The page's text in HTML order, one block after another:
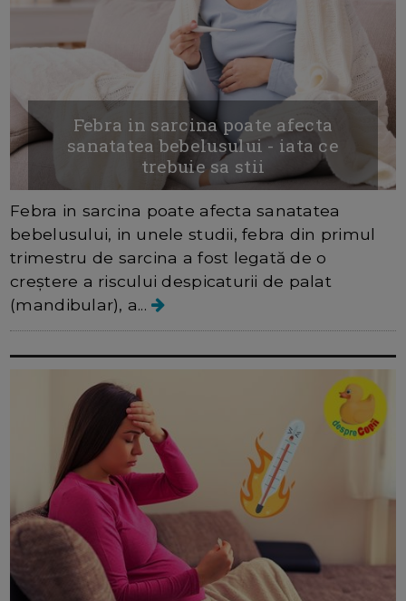
Febra in sarcina poate afecta
sanatatea bebelusului - iata ce
trebuie sa stii
Febra in sarcina poate afecta sanatatea
bebelusului, in unele studii, febra din primul
trimestru de sarcina a fost legată de o
creștere a riscului despicaturii de palat
(mandibular), a...